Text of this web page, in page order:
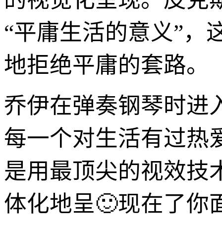
“平庸生活的意义”
地拒绝平庸的套路。
乔伊在弹奏钢琴时进
每一个对生活有过热
是用最顶尖的视效技
体化地呈🙂现在了你